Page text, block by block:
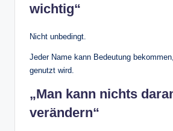
wichtig“
Nicht unbedingt.
Jeder Name kann Bedeutung
genutzt wird.
„Man kann nichts
verändern“